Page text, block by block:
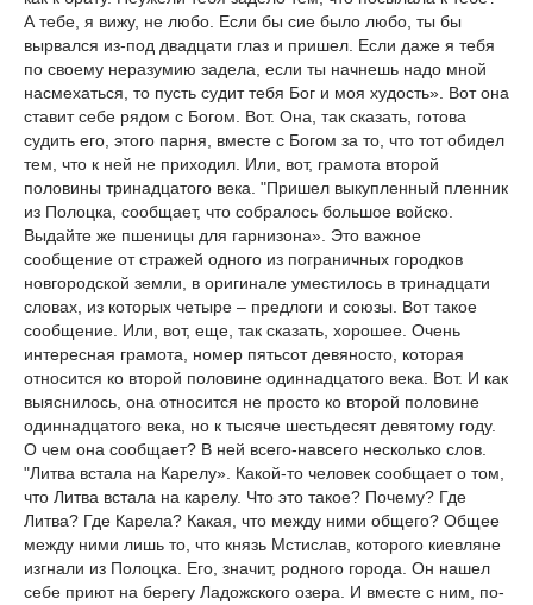
А тебе, я вижу, не любо. Если бы сие было любо, ты бы
вырвался из-под двадцати глаз и пришел. Если даже я тебя
по своему неразумию задела, если ты начнешь надо мной
насмехаться, то пусть судит тебя Бог и моя худость». Вот она
ставит себе рядом с Богом. Вот. Она, так сказать, готова
судить его, этого парня, вместе с Богом за то, что тот обидел
тем, что к ней не приходил. Или, вот, грамота второй
половины тринадцатого века. "Пришел выкупленный пленник
из Полоцка, сообщает, что собралось большое войско.
Выдайте же пшеницы для гарнизона». Это важное
сообщение от стражей одного из пограничных городков
новгородской земли, в оригинале уместилось в тринадцати
словах, из которых четыре – предлоги и союзы. Вот такое
сообщение. Или, вот, еще, так сказать, хорошее. Очень
интересная грамота, номер пятьсот девяносто, которая
относится ко второй половине одиннадцатого века. Вот. И как
выяснилось, она относится не просто ко второй половине
одиннадцатого века, но к тысяче шестьдесят девятому году.
О чем она сообщает? В ней всего-навсего несколько слов.
"Литва встала на Карелу». Какой-то человек сообщает о том,
что Литва встала на карелу. Что это такое? Почему? Где
Литва? Где Карела? Какая, что между ними общего? Общее
между ними лишь то, что князь Мстислав, которого киевляне
изгнали из Полоцка. Его, значит, родного города. Он нашел
себе приют на берегу Ладожского озера. И вместе с ним, по-